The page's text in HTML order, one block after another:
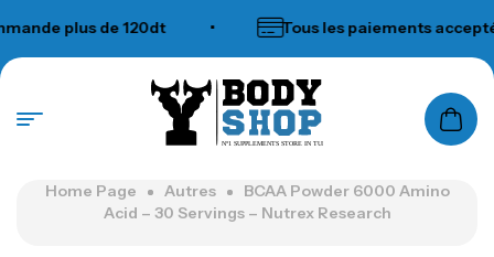
plus de 120dt Tous les paiements acceptés
N°1 SUPPLEMENTS STORE IN TUNISIA
Home Page Autres
BCAA Powder 6000 Amino
Acid – 30 Servings – Nutrex Research